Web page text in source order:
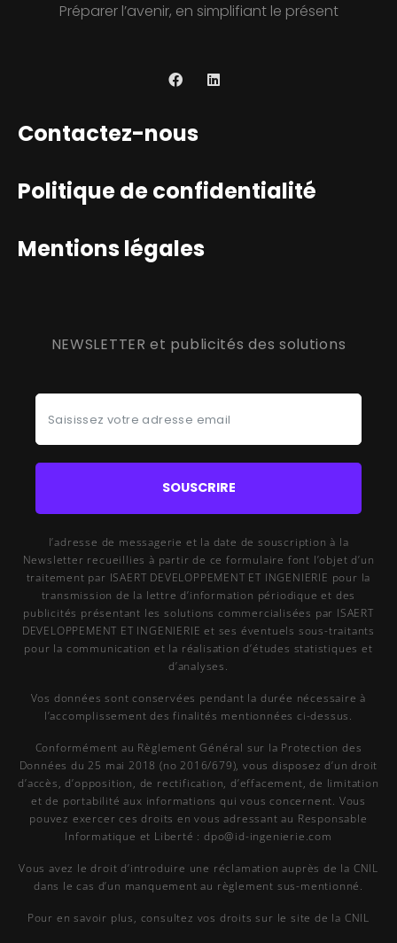
Préparer l’avenir, en simplifiant le présent
Contactez-nous
Politique de confidentialité
Mentions légales
NEWSLETTER et publicités des solutions
SOUSCRIRE
l’adresse de messagerie et la date de souscription à la
Newsletter recueillies à partir de ce formulaire font l’objet d’un
traitement par ISAERT DEVELOPPEMENT ET INGENIERIE pour la
transmission de la lettre d’information périodique et des
publicités présentant les solutions commercialisées par ISAERT
DEVELOPPEMENT ET INGENIERIE et ses éventuels sous-traitants
pour la communication et la réalisation d’études statistiques et
d’analyses.
Vos données sont conservées pendant la durée nécessaire à
l’accomplissement des finalités mentionnées ci-dessus.
Conformément au Règlement Général sur la Protection des
Données du 25 mai 2018 (no 2016/679), vous disposez d’un droit
d’accès, d’opposition, de rectification, d’effacement, de limitation
et de portabilité aux informations qui vous concernent. Vous
pouvez exercer ces droits en vous adressant au Responsable
Informatique et Liberté : dpo@id-ingenierie.com
Vous avez le droit d’introduire une réclamation auprès de la CNIL
dans le cas d’un manquement au règlement sus-mentionné.
Pour en savoir plus, consultez vos droits sur le site de la CNIL